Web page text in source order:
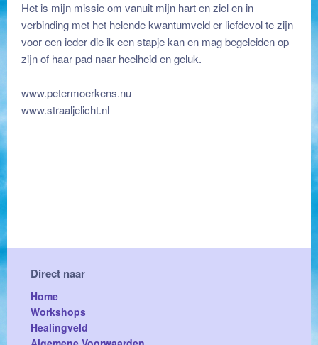
Het is mijn missie om vanuit mijn hart en ziel en in
verbinding met het helende kwantumveld er liefdevol te zijn
voor een ieder die ik een stapje kan en mag begeleiden op
zijn of haar pad naar heelheid en geluk.
www.petermoerkens.nu
www.straaljelicht.nl
Direct naar
Home
Workshops
Healingveld